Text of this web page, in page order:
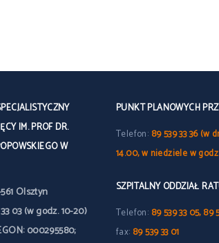
IM. PROF DR.
W
Olsztyn
03 (w godz. 10-20)
000295580;
PUNKT PLANOWYCH
Telefon: 89 539 33 36 (w
14.00, w niedziele w
SZPITALNY ODDZIAŁ
Telefon: 89 539 33 05, 89
fax: 89 539 33 01